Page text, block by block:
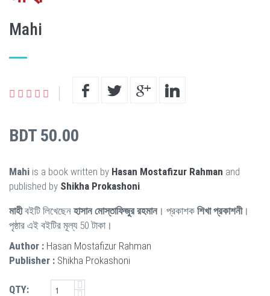
Mahi
BDT 50.00
Mahi is a book written by Hasan Mostafizur Rahman and
published by Shikha Prokashoni
মাহীবইটি লিখেছেন হাসান মোস্তাফিজুর রহমান। প্রকাশক শিখা প্রকাশনী।
পৃষ্ঠার এই বইটির মূল্য 50 টাকা।
Author : Hasan Mostafizur Rahman
Publisher : Shikha Prokashoni
QTY: